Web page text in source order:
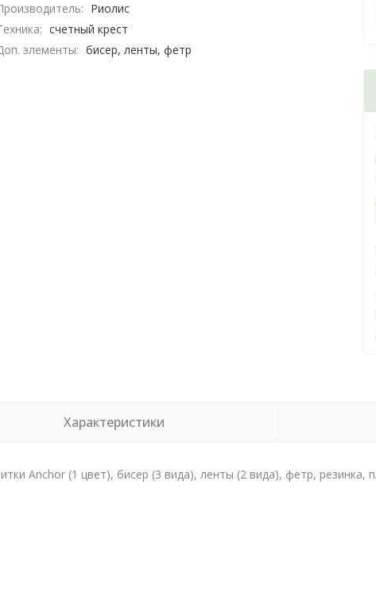
Риолис
счетный крест
элементы: бисер, ленты, фетр
Характеристики
Anchor (1 цвет), бисер (3 вида), ленты (2 вида), фетр, резинка,